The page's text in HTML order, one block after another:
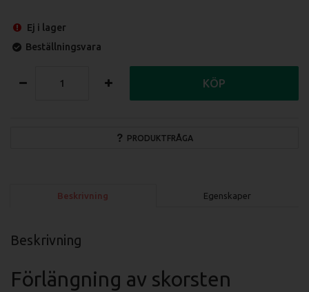
Ej i lager
Beställningsvara
PRODUKTFRÅGA
KÖP
Beskrivning Egenskaper
Beskrivning
Förlängning av skorsten